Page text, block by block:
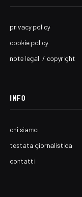
privacy policy
cookie policy
note legali / copyright
INFO
chi siamo
testata giornalistica
contatti